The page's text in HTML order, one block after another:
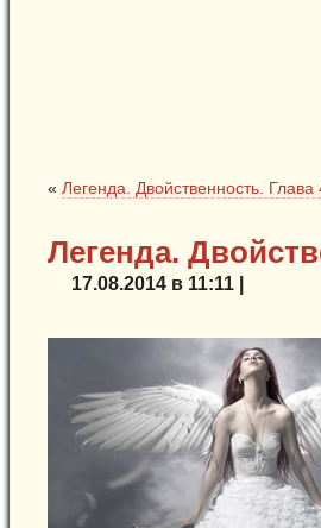
« Легенда. Двойственность. Глава
Легенда.
17.08.2014 в 11:11 |